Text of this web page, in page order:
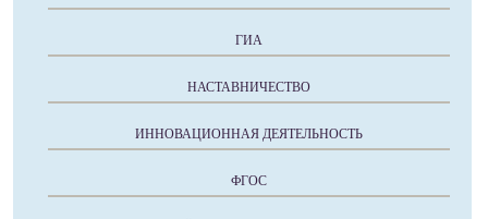
ГИА
НАСТАВНИЧЕСТВО
ИННОВАЦИОННАЯ ДЕЯТЕЛЬНОСТЬ
ФГОС